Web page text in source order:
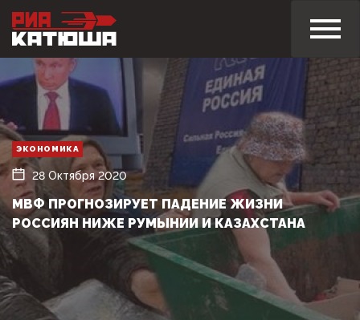
ЭКОНОМИКА
28 Октября 2020
МВФ ПРОГНОЗИРУЕТ ПАДЕНИЕ ЖИЗНИ
РОССИЯН НИЖЕ РУМЫНИИ И КАЗАХСТАНА